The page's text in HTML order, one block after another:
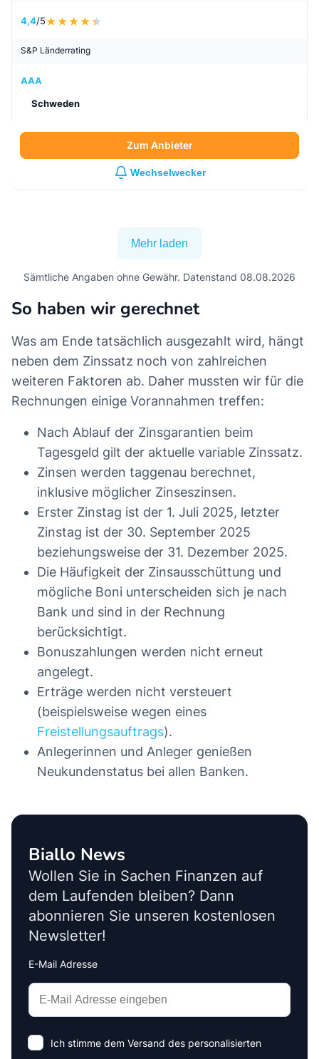
4,4/5
S&P Länderrating
AAA
Schweden
Zum Anbieter
Wechselwecker
Mehr laden
Sämtliche Angaben ohne Gewähr. Datenstand 08.08.2026
So haben wir gerechnet
Was am Ende tatsächlich ausgezahlt wird, hängt
neben dem Zinssatz noch von zahlreichen
weiteren Faktoren ab. Daher mussten wir für die
Rechnungen einige Vorannahmen treffen:
Nach Ablauf der Zinsgarantien beim
Tagesgeld gilt der aktuelle variable Zinssatz.
Zinsen werden taggenau berechnet,
inklusive möglicher Zinseszinsen.
Erster Zinstag ist der 1. Juli 2025, letzter
Zinstag ist der 30. September 2025
beziehungsweise der 31. Dezember 2025.
Die Häufigkeit der Zinsausschüttung und
mögliche Boni unterscheiden sich je nach
Bank und sind in der Rechnung
berücksichtigt.
Bonuszahlungen werden nicht erneut
angelegt.
Erträge werden nicht versteuert
(beispielsweise wegen eines
Freistellungsauftrags).
Anlegerinnen und Anleger genießen
Neukundenstatus bei allen Banken.
Biallo News
Wollen Sie in Sachen Finanzen auf
dem Laufenden bleiben? Dann
abonnieren Sie unseren kostenlosen
Newsletter!
E-Mail Adresse
Interests
Amount
Ich stimme dem Versand des personalisierten